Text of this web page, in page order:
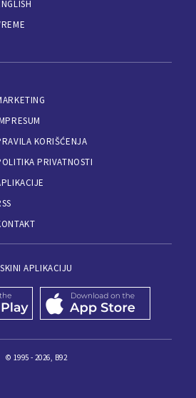
KORIŠĆENJA
PRIVATNOSTI
SKINI APLIKACIJU
© 1995 - 2026, B92